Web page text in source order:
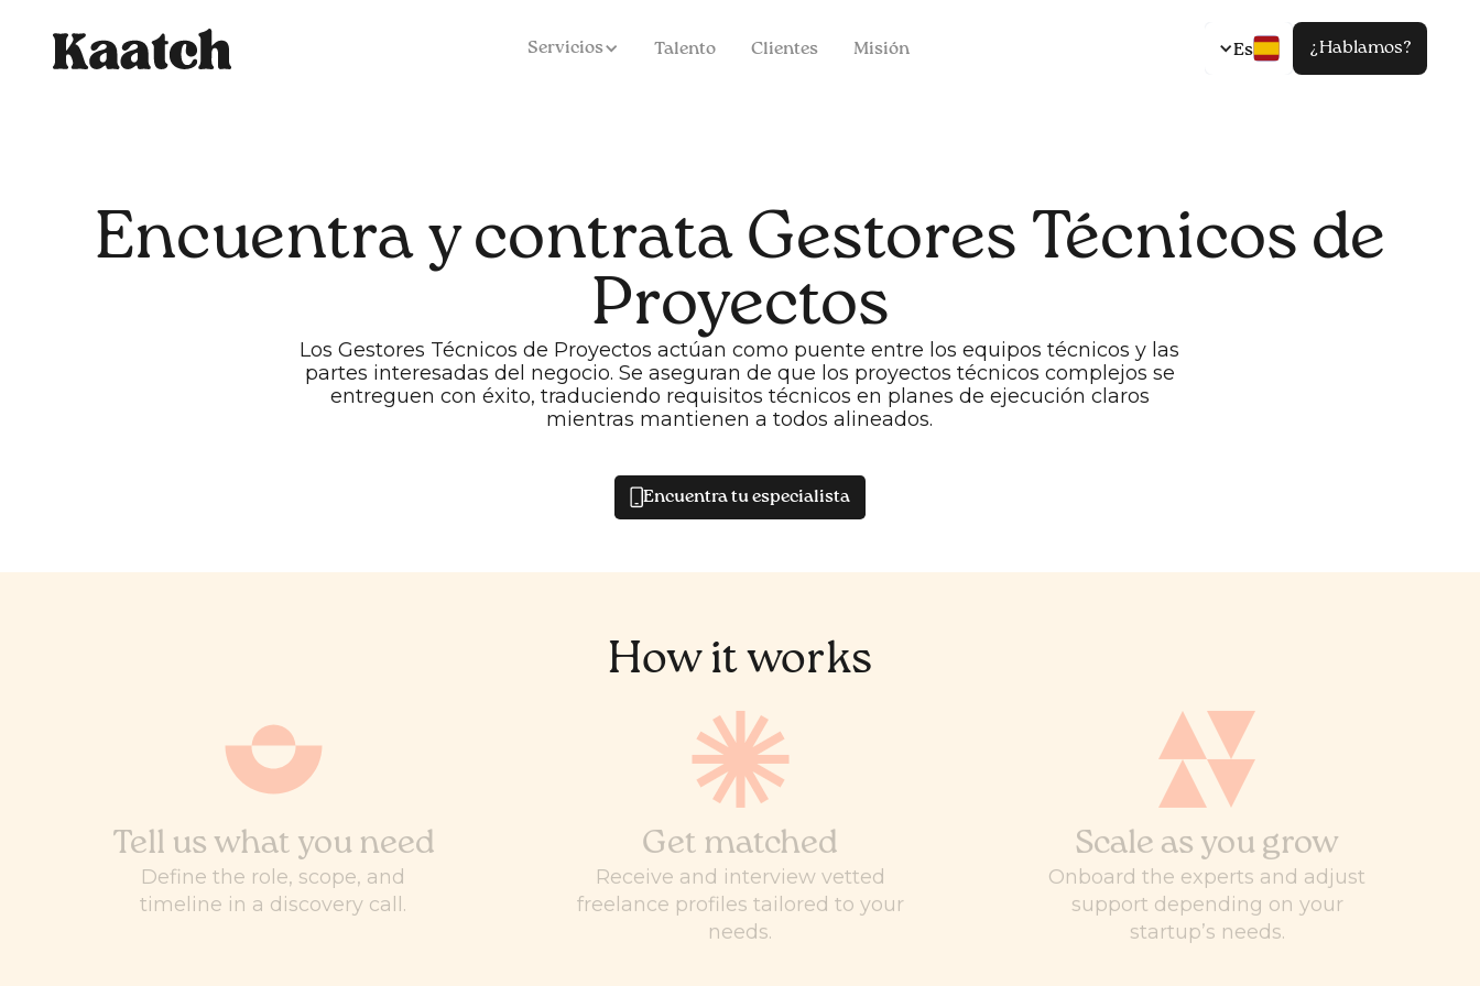
Servicios Talento Clientes Misión Es ¿Hablamos?
Encuentra y contrata Gestores Técnicos de
Proyectos
Los Gestores Técnicos de Proyectos actúan como puente entre los equipos técnicos y las
partes interesadas del negocio. Se aseguran de que los proyectos técnicos complejos se
entreguen con éxito, traduciendo requisitos técnicos en planes de ejecución claros
mientras mantienen a todos alineados.
Encuentra tu especialista
How it works
Tell us what you need
Define the role, scope, and
timeline in a discovery call.
Get matched
Receive and interview vetted
freelance profiles tailored to your
needs.
Scale as you grow
Onboard the experts and adjust
support depending on your
startup’s needs.